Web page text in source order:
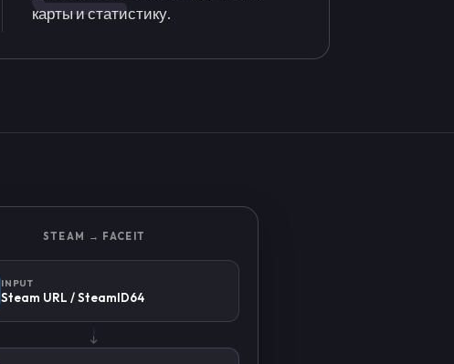
карты и статистику.
STEAM → FACEIT
INPUT
Steam URL / SteamID64